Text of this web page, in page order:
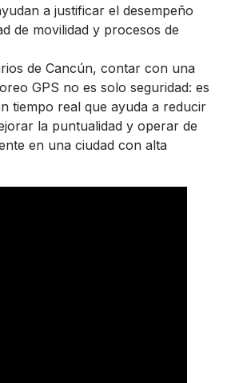
a justificar el desempeño
de movilidad y procesos de
de Cancún, contar con una
GPS no es solo seguridad: es
tiempo real que ayuda a reducir
la puntualidad y operar de
en una ciudad con alta